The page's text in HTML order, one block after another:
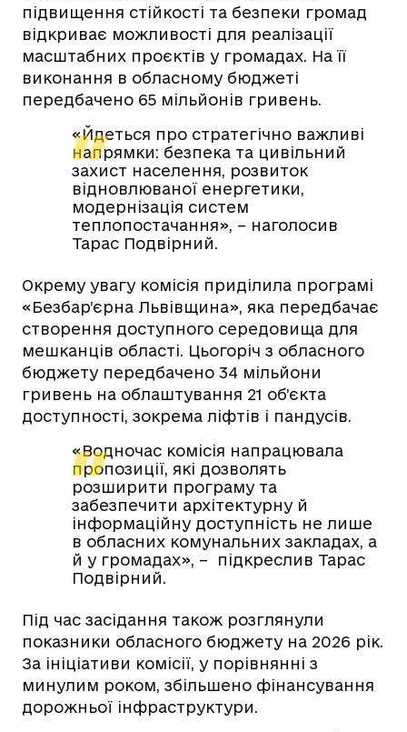
підвищення стійкості та безпеки громад
відкриває можливості для реалізації
масштабних проєктів у громадах. На її
виконання в обласному бюджеті
передбачено 65 мільйонів гривень.
«Йдеться про стратегічно важливі
напрямки: безпека та цивільний
захист населення, розвиток
відновлюваної енергетики,
модернізація систем
теплопостачання», – наголосив
Тарас Подвірний.
Окрему увагу комісія приділила програмі
«Безбар’єрна Львівщина», яка передбачає
створення доступного середовища для
мешканців області. Цьогоріч з обласного
бюджету передбачено 34 мільйони
гривень на облаштування 21 об’єкта
доступності, зокрема ліфтів і пандусів.
«Водночас комісія напрацювала
пропозиції, які дозволять
розширити програму та
забезпечити архітектурну й
інформаційну доступність не лише
в обласних комунальних закладах, а
й у громадах», – підкреслив Тарас
Подвірний.
Під час засідання також розглянули
показники обласного бюджету на 2026 рік.
За ініціативи комісії, у порівнянні з
минулим роком, збільшено фінансування
дорожньої інфраструктури.